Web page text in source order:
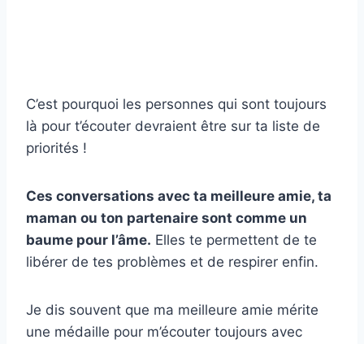
C’est pourquoi les personnes qui sont toujours
là pour t’écouter devraient être sur ta liste de
priorités !
Ces conversations avec ta meilleure amie, ta
maman ou ton partenaire sont comme un
baume pour l’âme. Elles te permettent de te
libérer de tes problèmes et de respirer enfin.
Je dis souvent que ma meilleure amie mérite
une médaille pour m’écouter toujours avec